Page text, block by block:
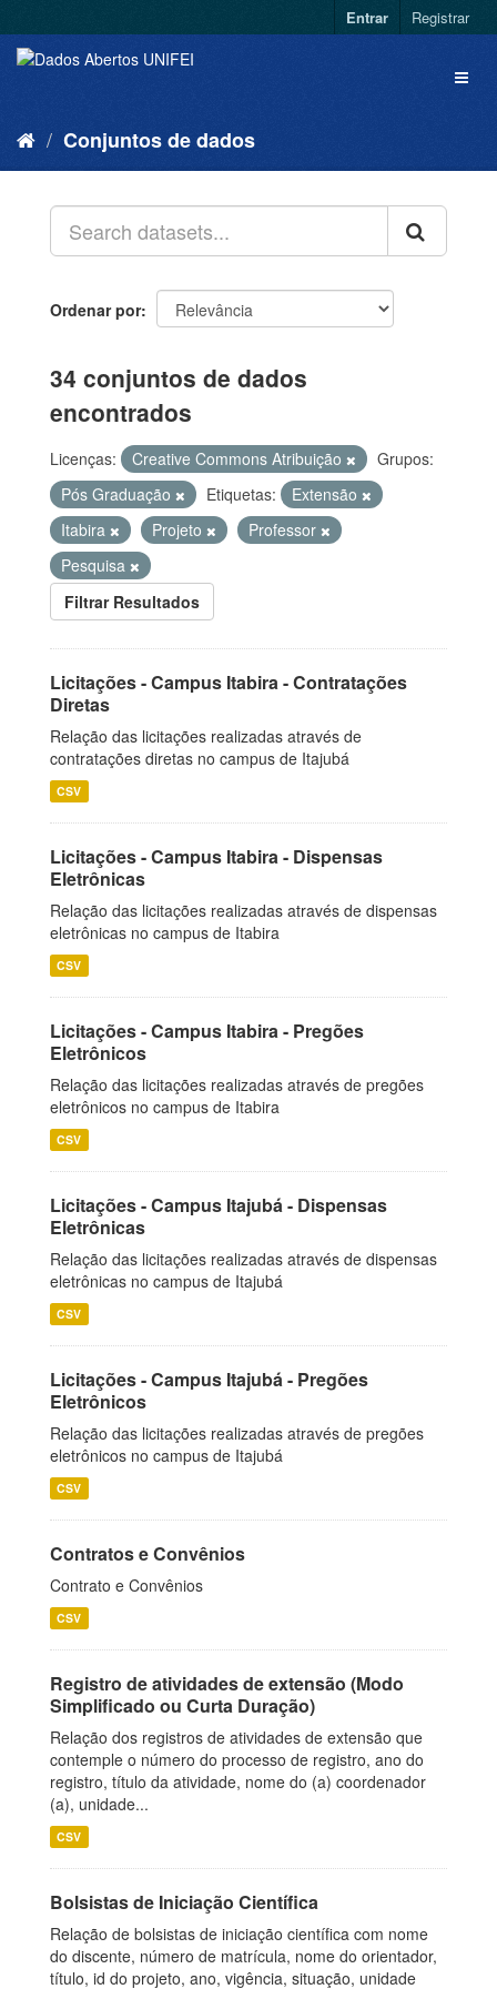
Entrar Registrar
Conjuntos de dados
Ordenar por
34 conjuntos de dados
encontrados
Licenças: Creative Commons Atribuição
Grupos:
Pós Graduação
Etiquetas:
Extensão
Itabira
Projeto
Professor
Pesquisa
Filtrar Resultados
Licitações - Campus Itabira - Contratações
Diretas
Relação das licitações realizadas através de
contratações diretas no campus de Itajubá
CSV
Licitações - Campus Itabira - Dispensas
Eletrônicas
Relação das licitações realizadas através de dispensas
eletrônicas no campus de Itabira
CSV
Licitações - Campus Itabira - Pregões
Eletrônicos
Relação das licitações realizadas através de pregões
eletrônicos no campus de Itabira
CSV
Licitações - Campus Itajubá - Dispensas
Eletrônicas
Relação das licitações realizadas através de dispensas
eletrônicas no campus de Itajubá
CSV
Licitações - Campus Itajubá - Pregões
Eletrônicos
Relação das licitações realizadas através de pregões
eletrônicos no campus de Itajubá
CSV
Contratos e Convênios
Contrato e Convênios
CSV
Registro de atividades de extensão (Modo
Simplificado ou Curta Duração)
Relação dos registros de atividades de extensão que
contemple o número do processo de registro, ano do
registro, título da atividade, nome do (a) coordenador
(a), unidade...
CSV
Bolsistas de Iniciação Científica
Relação de bolsistas de iniciação científica com nome
do discente, número de matrícula, nome do orientador,
título, id do projeto, ano, vigência, situação, unidade